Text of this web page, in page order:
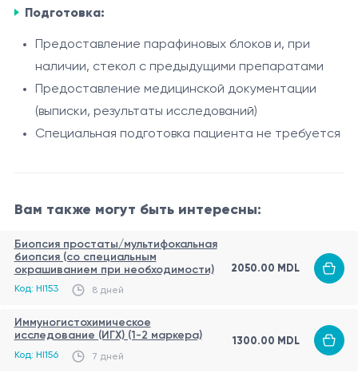
подтверждения диагноза. В рамках консультации
морфологические изменения и при необходимости
применяет дополнительные методы окрашивания
для более точной диагностики.
ранее установленного диагноза
Подозрение на онкологическое заболевание
Разногласия в результатах предыдущих
исследований
Получение второго мнения
Процедура/Длительность
Парафиновые блоки с биологическим
Проводится пересмотр гистологических
дополнительные окрашивания
Исследование выполняется врачом-
патоморфологом с подробным описанием
морфологических изменений
Противопоказания
Отсутствие или недостаточное качество
биологического материала
Повреждение или неправильное хранение
парафиновых блоков
Реабилитация/Ограничения
Не требуется, так как процедура не
Подготовка:
Предоставление парафиновых блоков и, при
наличии, стекол с предыдущими препаратами
Предоставление медицинской документации
(выписки, результаты исследований)
Специальная подготовка пациента не требуется
Вам также могут быть интересны:
Биопсия простаты/мультифокальная
биопсия (со специальным
окрашиванием при необходимости)
Код: HI153 8 дней
2050.00 MDL
Иммуногистохимическое
исследование (ИГХ) (1-2 маркера)
Код: HI156 7 дней
1300.00 MDL